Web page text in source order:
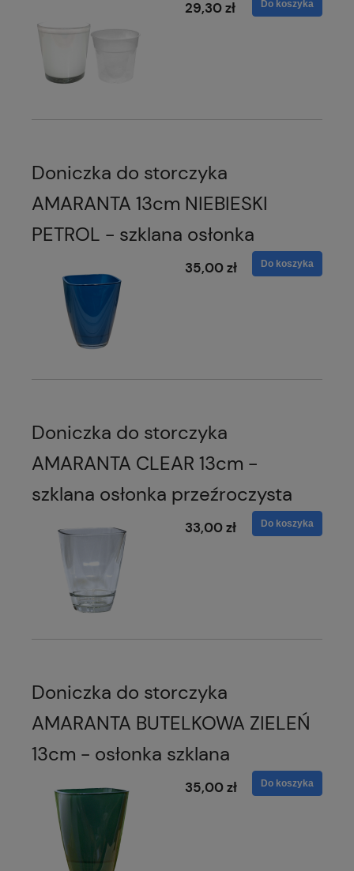
29,30 zł Do koszyka
Doniczka do storczyka
AMARANTA 13cm NIEBIESKI
PETROL - szklana osłonka
35,00 zł Do koszyka
Doniczka do storczyka
AMARANTA CLEAR 13cm -
szklana osłonka przeźroczysta
33,00 zł Do koszyka
Doniczka do storczyka
AMARANTA BUTELKOWA ZIELEŃ
13cm - osłonka szklana
35,00 zł Do koszyka